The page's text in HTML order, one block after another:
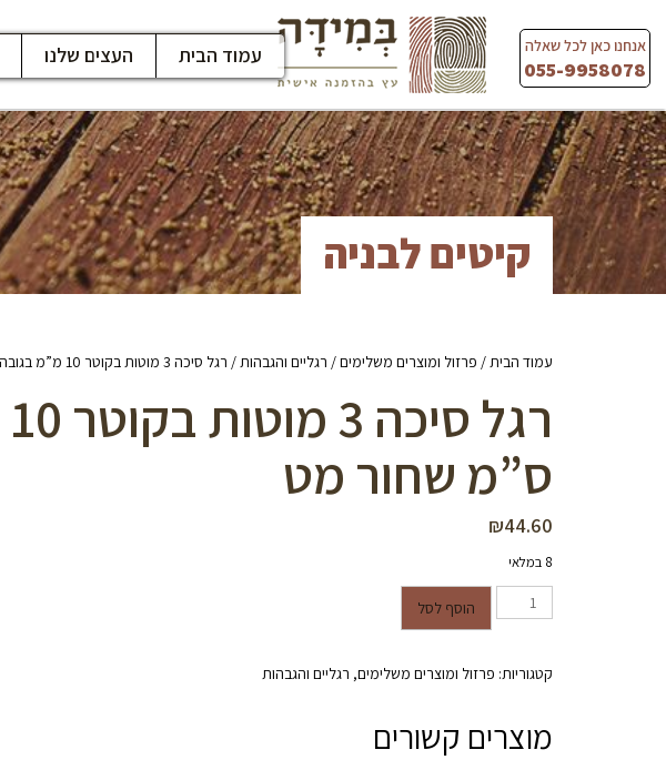
content
אנחנו כאן לכל שאלה
055-9958078
עמוד הבית העצים שלנו
קיטים לבניה
עמוד הבית/ פרזול ומוצרים משלימים/ רגליים והגבהות/ רגל סיכה 3 מוטות בקוטר 10 מ”מ בגובה 15 ס”מ שחור מט
ס”מ שחור מט
₪44.60
8 במלאי
כמות של רגל סיכה 3 מוטות בקוטר 10 מ"מ בגובה 15 ס"מ שחור מטהוסף לסל
קטגוריות: פרזול ומוצרים משלימים, רגליים והגבהות
מוצרים קשורים